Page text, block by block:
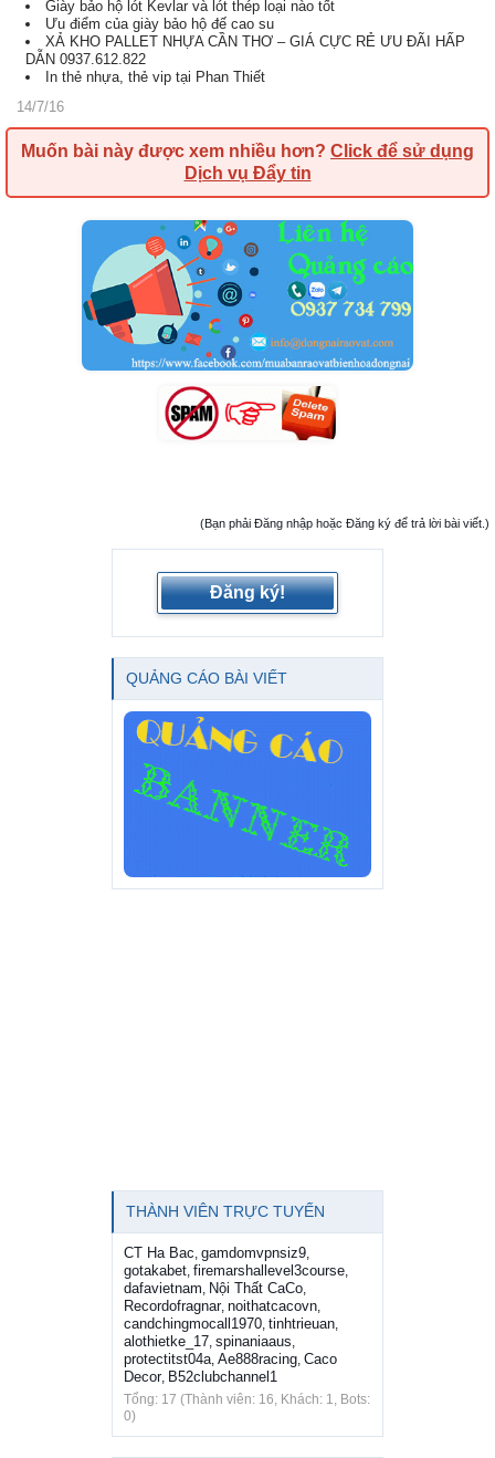
Giày bảo hộ lót Kevlar và lót thép loại nào tốt
Ưu điểm của giày bảo hộ đế cao su
XẢ KHO PALLET NHỰA CẦN THƠ – GIÁ CỰC RẺ ƯU ĐÃI HẤP
DẪN 0937.612.822
In thẻ nhựa, thẻ vip tại Phan Thiết
14/7/16
Muốn bài này được xem nhiều hơn? Click để sử dụng
Dịch vụ Đẩy tin
(Bạn phải Đăng nhập hoặc Đăng ký để trả lời bài viết.)
Đăng ký!
QUẢNG CÁO BÀI VIẾT
THÀNH VIÊN TRỰC TUYẾN
CT Ha Bac gamdomvpnsiz9
gotakabet firemarshallevel3course
dafavietnam Nội Thất CaCo
Recordofragnar, noithatcacovn
candchingmocall1970 tinhtrieuan
alothietke_17 spinaniaaus
protectitst04a Ae888racing Caco
Decor, B52clubchannel1
Tổng: 17 (Thành viên: 16, Khách: 1, Bots:
0)